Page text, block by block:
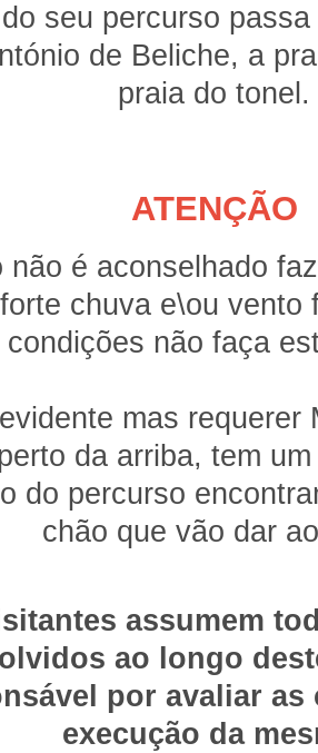
seu percurso
de Beliche, a
praia do tonel.
ATENÇÃO
não é aconselhado
chuva e\ou vento
condições não faça
mas requerer
da arriba, tem
do percurso
chão que vão dar
assumem
ao longo
por avaliar as
execução da